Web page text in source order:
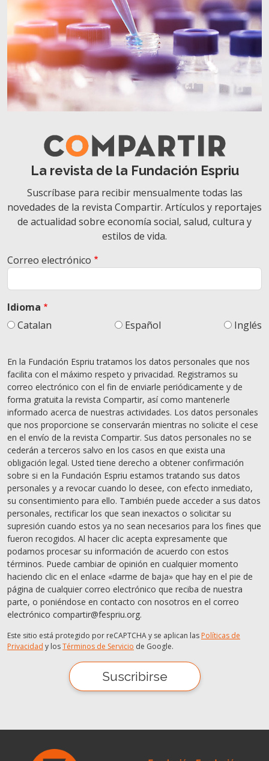
La revista de la Fundación Espriu
Suscríbase para recibir mensualmente todas las
novedades de la revista Compartir. Artículos y reportajes
de actualidad sobre economía social, salud, cultura y
estilos de vida.
Correo electrónico
Idioma
Catalan
Español Inglés
En la Fundación Espriu tratamos los datos personales que nos
facilita con el máximo respeto y privacidad. Registramos su
correo electrónico con el fin de enviarle periódicamente y de
forma gratuita la revista Compartir, así como mantenerle
informado acerca de nuestras actividades. Los datos personales
que nos proporcione se conservarán mientras no solicite el cese
en el envío de la revista Compartir. Sus datos personales no se
cederán a terceros salvo en los casos en que exista una
obligación legal. Usted tiene derecho a obtener confirmación
sobre si en la Fundación Espriu estamos tratando sus datos
personales y a revocar cuando lo desee, con efecto inmediato,
su consentimiento para ello. También puede acceder a sus datos
personales, rectificar los que sean inexactos o solicitar su
supresión cuando estos ya no sean necesarios para los fines que
fueron recogidos. Al hacer clic acepta expresamente que
podamos procesar su información de acuerdo con estos
términos. Puede cambiar de opinión en cualquier momento
haciendo clic en el enlace «darme de baja» que hay en el pie de
página de cualquier correo electrónico que reciba de nuestra
parte, o poniéndose en contacto con nosotros en el correo
electrónico compartir@fespriu.org.
Este sitio está protegido por reCAPTCHA y se aplican las Políticas de
Privacidad y losTérminos de Servicio de Google.